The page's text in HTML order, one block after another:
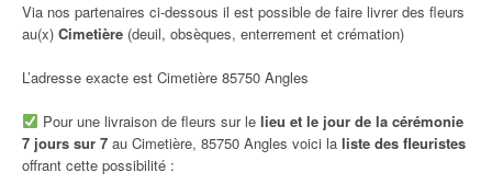
Via nos partenaires ci-dessous il est possible de faire livrer des fleurs
au(x) Cimetière (deuil, obsèques, enterrement et crémation)
L’adresse exacte est Cimetière 85750 Angles
Pour une livraison de fleurs sur le lieu et le jour de la cérémonie
7 jours sur 7 au Cimetière, 85750 Angles voici la liste des fleuristes
offrant cette possibilité :